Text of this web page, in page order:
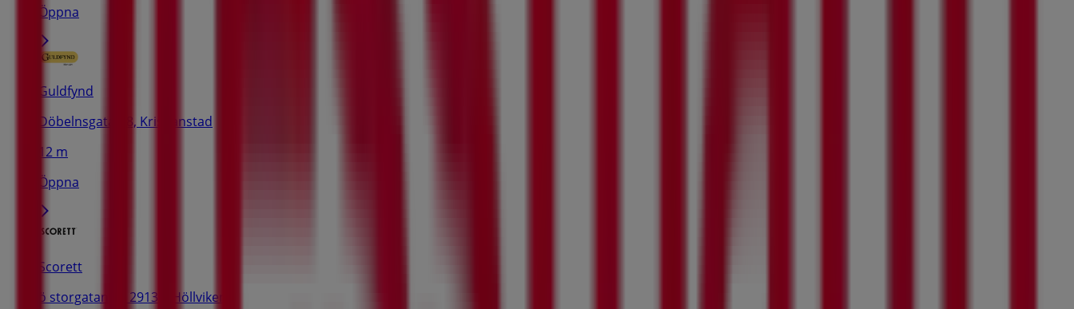
Öppna
Guldfynd
Döbelnsgatan 8, Kristianstad
12 m
Öppna
Scorett
ö storgatan 42 29131, Höllviken